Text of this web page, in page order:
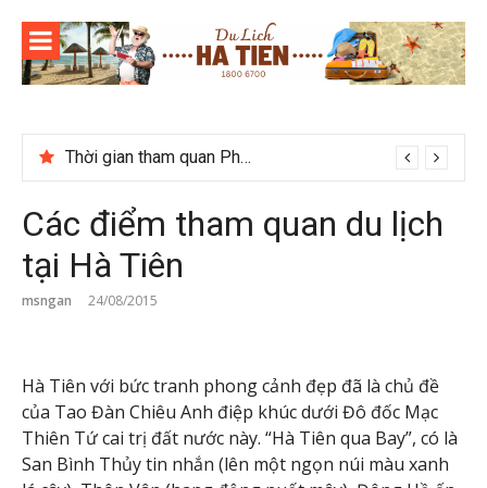
content
Thời gian tham quan Phong Nha Kẻ Bàng
Các điểm tham quan du lịch
tại Hà Tiên
msngan 24/08/2015
Hà Tiên với bức tranh phong cảnh đẹp đã là chủ đề
của Tao Đàn Chiêu Anh điệp khúc dưới Đô đốc Mạc
Thiên Tứ cai trị đất nước này. “Hà Tiên qua Bay”, có là
San Bình Thủy tin nhắn (lên một ngọn núi màu xanh